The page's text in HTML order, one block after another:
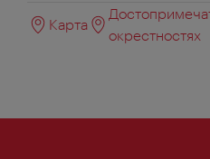
Карта
окрестностях